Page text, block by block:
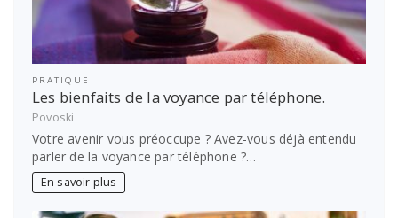
PRATIQUE
Les bienfaits de la voyance par téléphone.
Povoski
Votre avenir vous préoccupe ? Avez-vous déjà entendu
parler de la voyance par téléphone ?…
En savoir plus